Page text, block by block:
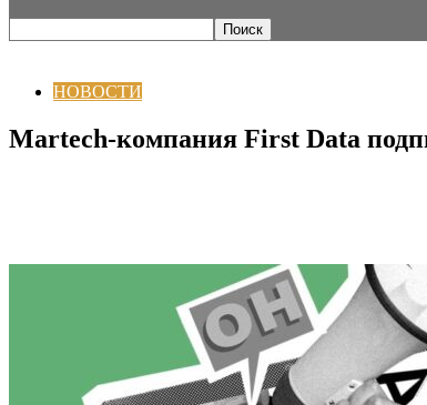
НОВОСТИ
Martech-компания First Data